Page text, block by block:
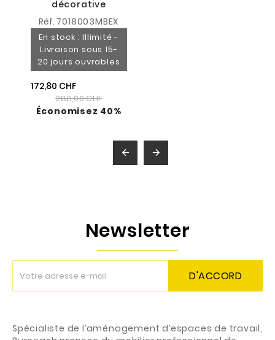
décorative
Réf. 7018003MBEX
En stock : Illimité -
Livraison sous 15-
20 jours ouvrables
172,80 CHF
288,00 CHF
Économisez 40%
 
Newsletter
D'ACCORD
Spécialiste de l’aménagement d’espaces de travail,